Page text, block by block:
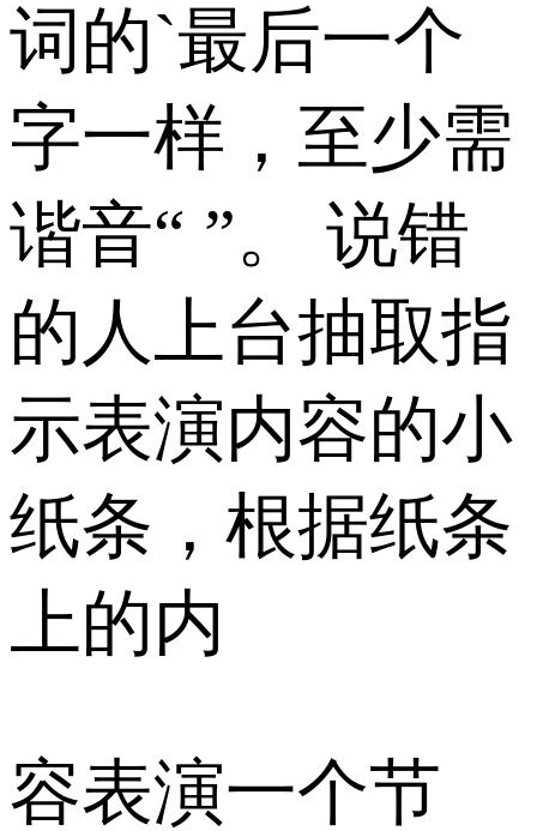
词的`最后一个
字一样，至少需
谐音“ ”。 说错
的人上台抽取指
示表演内容的小
纸条，根据纸条
上的内
容表演一个节